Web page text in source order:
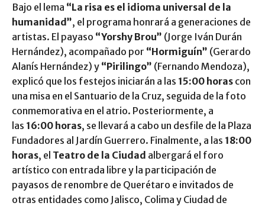
Bajo el lema “La risa es el idioma universal de la
humanidad”, el programa honrará a generaciones de
artistas. El payaso “Yorshy Brou” (Jorge Iván Durán
Hernández), acompañado por “Hormiguín” (Gerardo
Alanís Hernández) y “Pirilingo” (Fernando Mendoza),
explicó que los festejos iniciarán a las 15:00 horas con
una misa en el Santuario de la Cruz, seguida de la foto
conmemorativa en el atrio. Posteriormente, a
las 16:00 horas, se llevará a cabo un desfile de la Plaza
Fundadores al Jardín Guerrero. Finalmente, a las 18:00
horas, el Teatro de la Ciudad albergará el foro
artístico con entrada libre y la participación de
payasos de renombre de Querétaro e invitados de
otras entidades como Jalisco, Colima y Ciudad de